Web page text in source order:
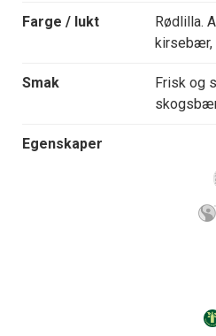
Farge / lukt
Rødlilla.
kirsebær,
Smak
Frisk og
Egenskaper